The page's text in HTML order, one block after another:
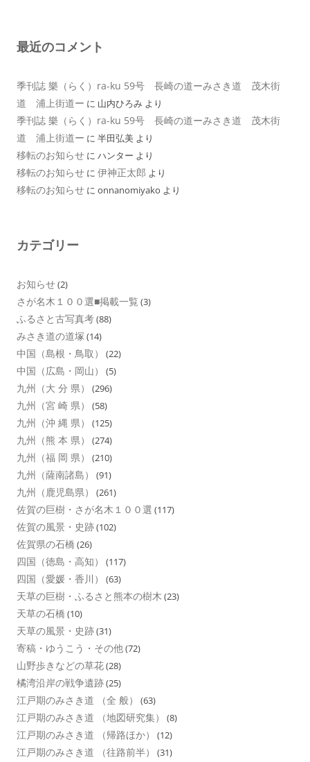
最近のコメント
季刊誌 樂（らく）ra-ku 59号 長崎の道ーみさき道 茂木街
道 浦上街道ー に 山内ひろみ より
季刊誌 樂（らく）ra-ku 59号 長崎の道ーみさき道 茂木街
道 浦上街道ー に 半田弘美 より
移転のお知らせ に ハンター より
移転のお知らせ に 伊神正太郎 より
移転のお知らせ に onnanomiyako より
カテゴリー
お知らせ(2)
さが名木１００選■掲載一覧 (3)
ふるさと古写真考(88)
みさき道の道塚 (14)
中国（島根・鳥取） (22)
中国（広島・岡山） (5)
九州（大 分 県） (296)
九州（宮 崎 県） (58)
九州（沖 縄 県） (125)
九州（熊 本 県） (274)
九州（福 岡 県） (210)
九州（薩南諸島） (91)
九州（鹿児島県） (261)
佐賀の巨樹・さが名木１００選 (117)
佐賀の風景・史跡(102)
佐賀県の石橋 (26)
四国（徳島・高知） (117)
四国（愛媛・香川） (63)
天草の巨樹・ふるさと熊本の樹木 (23)
天草の石橋 (10)
天草の風景・史跡(31)
寄稿・ゆうこう・その他(72)
山野歩きなどの草花(28)
橘湾沿岸の戦争遺跡(25)
江戸期のみさき道 （全 般） (63)
江戸期のみさき道 （地図研究集） (8)
江戸期のみさき道 （帰路ほか） (12)
江戸期のみさき道 （往路前半） (31)